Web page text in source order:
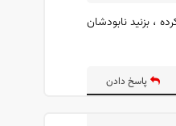
، بزنید نابودشان
پاسخ دادن